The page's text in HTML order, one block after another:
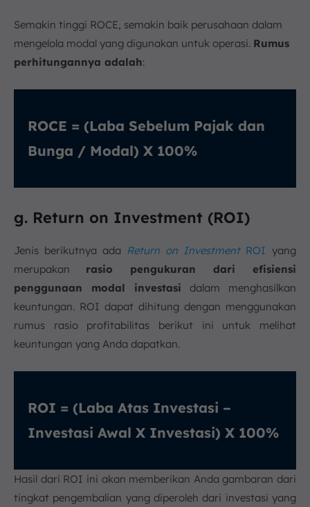
Semakin tinggi ROCE, semakin baik perusahaan dalam
mengelola modal yang digunakan untuk operasi. Rumus
perhitungannya adalah:
ROCE = (Laba Sebelum Pajak dan
Bunga / Modal) X 100%
g. Return on Investment (ROI)
Jenis berikutnya ada Return on InvestmentROI yang
merupakan rasio pengukuran dari efisiensi
penggunaan modal investasi dalam menghasilkan
keuntungan. ROI dapat dihitung dengan menggunakan
rumus rasio profitabilitas berikut ini untuk melihat
keuntungan yang Anda dapatkan.
ROI = (Laba Atas Investasi –
Investasi Awal X Investasi) X 100%
Hasil dari ROI ini akan memberikan Anda gambaran dari
tingkat pengembalian yang diperoleh dari investasi yang